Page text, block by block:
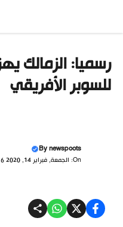
المحتوى
رسميا: الزمالك
للسوبر الأفريقي
Bynewspoots
On: الجمعة, فبراير 14, 2020 6:16 مساءً